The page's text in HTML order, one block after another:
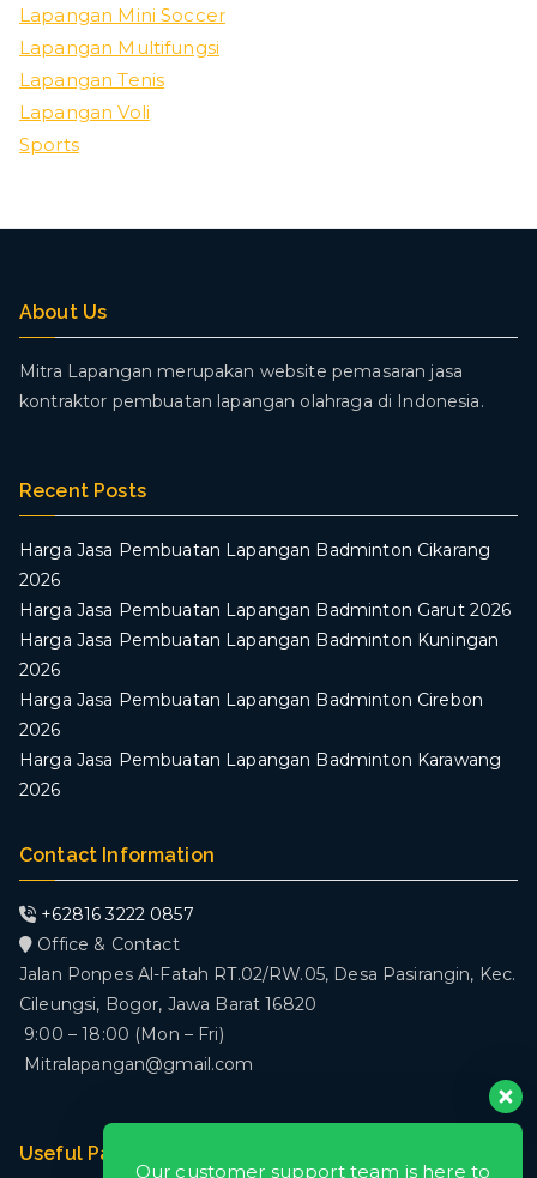
Lapangan Mini Soccer
Lapangan Multifungsi
Lapangan Tenis
Lapangan Voli
Sports
About Us
Mitra Lapangan merupakan website pemasaran jasa
kontraktor pembuatan lapangan olahraga di Indonesia.
Recent Posts
Harga Jasa Pembuatan Lapangan Badminton Cikarang
2026
Harga Jasa Pembuatan Lapangan Badminton Garut 2026
Harga Jasa Pembuatan Lapangan Badminton Kuningan
2026
Harga Jasa Pembuatan Lapangan Badminton Cirebon
2026
Harga Jasa Pembuatan Lapangan Badminton Karawang
2026
Contact Information
+62816 3222 0857
Office & Contact
Jalan Ponpes Al-Fatah RT.02/RW.05, Desa Pasirangin, Kec.
Cileungsi, Bogor, Jawa Barat 16820
9:00 – 18:00 (Mon – Fri)
Mitralapangan@gmail.com
Useful Pages
Our customer support team is here to